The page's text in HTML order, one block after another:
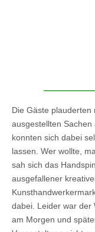
Die Gäste
ausgestellten
konnten sich dabei
lassen. Wer wollte,
sah sich das
ausgefallener
dabei. Leider war der
am Morgen und